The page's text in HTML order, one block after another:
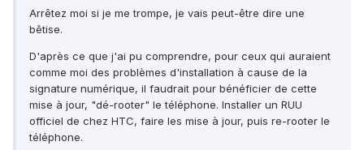
Arrêtez moi si je me trompe, je vais peut-être dire une
bêtise.
D'après ce que j'ai pu comprendre, pour ceux qui auraient
comme moi des problèmes d'installation à cause de la
signature numérique, il faudrait pour bénéficier de cette
mise à jour, "dé-rooter" le téléphone. Installer un RUU
officiel de chez HTC, faire les mise à jour, puis re-rooter le
téléphone.